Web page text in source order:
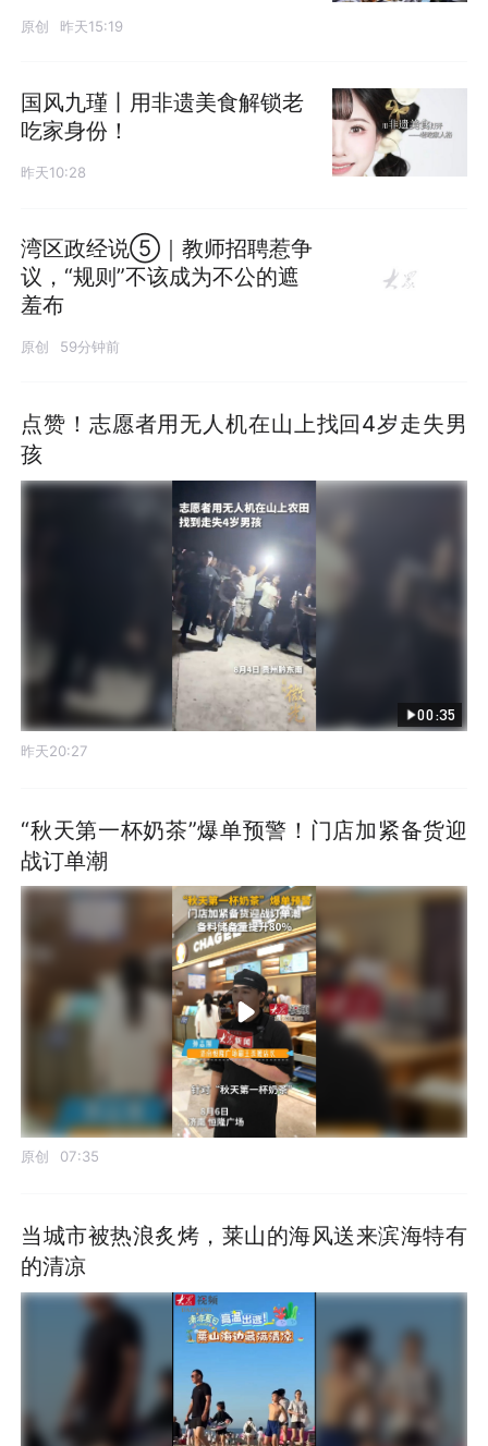
原创 昨天15:19
国风九瑾丨用非遗美食解锁老
吃家身份！
昨天10:28
湾区政经说⑤｜教师招聘惹争
议，“规则”不该成为不公的遮
羞布
原创 59分钟前
点赞！志愿者用无人机在山上找回4岁走失男
孩
00:35
昨天20:27
“秋天第一杯奶茶”爆单预警！门店加紧备货迎
战订单潮
原创 07:35
当城市被热浪炙烤，莱山的海风送来滨海特有
的清凉